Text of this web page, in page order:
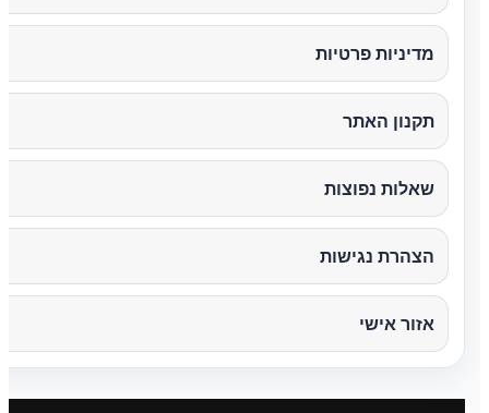
מדיניות פרטיות
תקנון האתר
שאלות נפוצות
הצהרת נגישות
אזור אישי